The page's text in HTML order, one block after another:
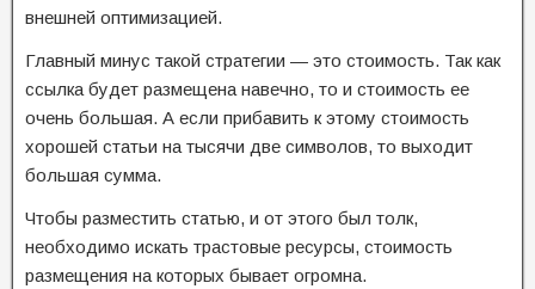
внешней оптимизацией.
Главный минус такой стратегии — это стоимость. Так как
ссылка будет размещена навечно, то и стоимость ее
очень большая. А если прибавить к этому стоимость
хорошей статьи на тысячи две символов, то выходит
большая сумма.
Чтобы разместить статью, и от этого был толк,
необходимо искать трастовые ресурсы, стоимость
размещения на которых бывает огромна.